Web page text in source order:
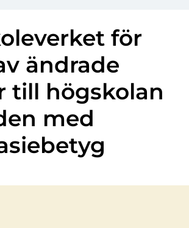
för
ändrade
till högskolan
med